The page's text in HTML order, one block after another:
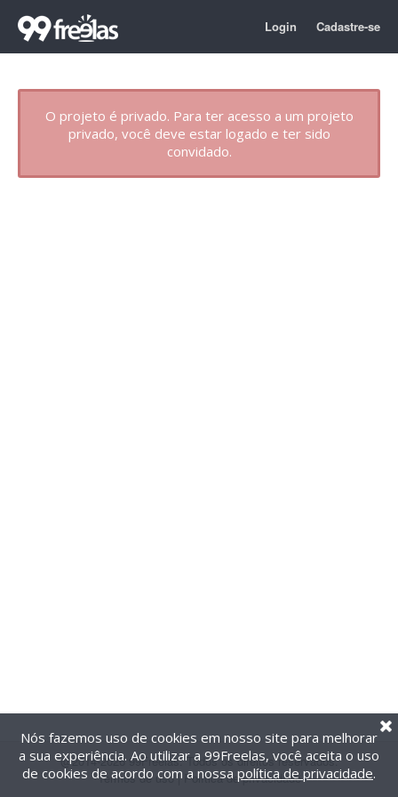
Login Cadastre-se
O projeto é privado. Para ter acesso a um projeto
privado, você deve estar logado e ter sido
convidado.
@2014-2026 99Freelas. Todos os direitos reservados.
Termos de uso| Política de privacidade
Nós fazemos uso de cookies em nosso site para melhorar
a sua experiência. Ao utilizar a 99Freelas, você aceita o uso
de cookies de acordo com a nossa política de privacidade.